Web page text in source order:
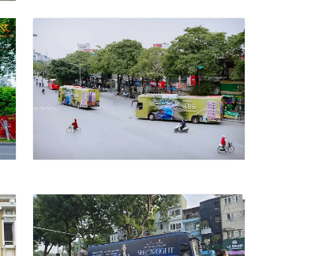
DỰ ÁN LUXURY ROADSHOW XE
45 CHỖ CỦA GREENERA NGỌC
HỒI “PHỦ SÓNG” ẤN TƯỢNG
TẠI HÀ NỘI
DỰ ÁN ROADSHOW “THE
LIGHT CITY TOUR” QUẢNG BÁ